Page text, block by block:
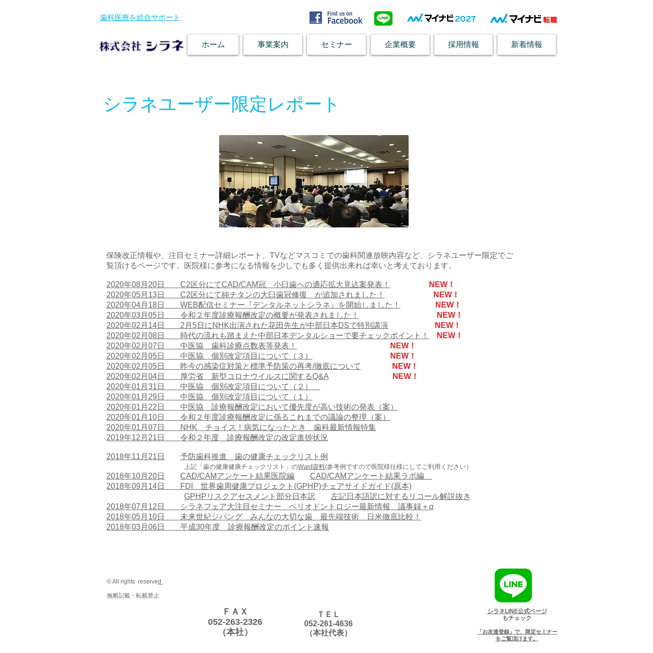
歯科医療を総合サポート
ホーム 事業案内 セミナー 企業概要 採用情報 新着情報
シラネユーザー限定レポート
保険改正情報や、注目セミナー詳細レポート、TVなどマスコミでの歯科関連放映内容など、シラネユーザー限定でご
覧頂けるページです。医院様に参考になる情報を少しでも多く提供出来れば幸いと考えております。
2020年08月20日 C2区分にてCAD/CAM冠 小臼歯への適応拡大見込案発表！
NEW！
2020年05月13日 C2区分にて純チタンの大臼歯冠修復 が追加されました！
NEW！
2020年04月18日 WEB配信セミナー『デンタルネットシラネ』を開始しました！
NEW！
2020年03月05日 令和２年度診療報酬改定の概要が発表されました！
NEW！
2020年02月14日 2月5日にNHK出演された花田先生が中部日本DSで特別講演
NEW！
2020年02月08日 時代の流れも踏まえた中部日本デンタルショーで要チェックポイント！
NEW！
2020年02月07日 中医協 歯科診療点数表等発表！
NEW！
2020年02月05日 中医協 個別改定項目について（３）
NEW！
​2020年02月05日 昨今の感染症対策と標準予防策の再考/徹底について
NEW！
2020年02月04日 厚労省 新型コロナウイルスに関するQ&A
NEW！
2020年01月31日 中医協 個別改定項目について（２）​
2020年01月29日 中医協 個別改定項目について（１）
2020年01月22日 中医協 診療報酬改定において優先度が高い技術の発表（案）
2020年01月10日 令和２年度診療報酬改定に係るこれまでの議論の整理（案）
2020年01月07日 NHK チョイス！病気になったとき 歯科最新情報特集
2019年12月21日 令和２年度 診療報酬改定の改定進捗状況
2018年11月21日 予防歯科推進 歯の健康チェックリスト例
上記「歯の健康健康チェックリスト」のWard資料(参考例ですので医院様仕様にしてご利用ください）
2018年10月20日 CAD/CAMアンケート結果医院編
CAD/CAMアンケート結果ラボ編
2018年09月14日 FDI 世界歯周健康プロジェクト(GPHP)チェアサイドガイド(原本)
GPHPリスクアセスメント部分日本訳
左記日本語訳に対するリコール解説抜き
2018年07月12日 シラネフェア大注目セミナー ペリオドントロジー最新情報 議事録＋α
2018年05月10日 未来世紀ジパング みんなの大切な歯 最先端技術 日米徹底比較！
2018年03月06日 平成30年度 診療報酬改定のポイント速報
© All rights reserved
無断記載・転載禁止
ＦＡＸ
052-263-2326
（本社）
ＴＥＬ
052-261-4636
（本社代表）
シラネLINE公式ページ
もチェック
「お友達登録」で、限定セミナー
をご覧頂けます。